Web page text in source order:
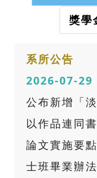
獎學
系所公告
2026-07-29
公布新增「
以作品連同
論文實施要
士班畢業辦